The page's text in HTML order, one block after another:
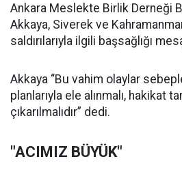
Ankara Meslekte Birlik Derneği
Akkaya, Siverek ve
saldırılarıyla ilgili başsağlığı
Akkaya “Bu vahim olaylar
planlarıyla ele alınmalı, hakikat
çıkarılmalıdır” dedi.
"ACIMIZ BÜYÜK"